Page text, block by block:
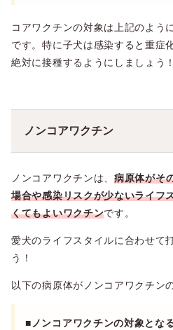
コアワクチンの対象は上記のよう
です。特に子犬は感染すると重症
絶対に接種するようにしましょう！
ノンコアワクチン
ノンコアワクチンは、 病原体がそ
場合や感染リスクが少ないライフ
くてもよいワクチンです。
愛犬のライフスタイルに合わせて
う！
以下の病原体がノンコアワクチン
■ノンコアワクチンの対象とな